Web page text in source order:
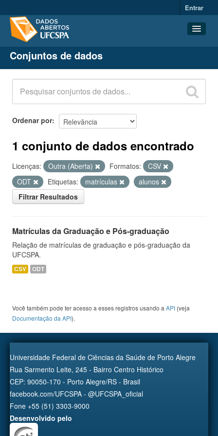
Entrar
Conjuntos de dados
Organizações
Grupos
Sobre
Conjuntos de dados
Ordenar por
1 conjunto de dados encontrado
Licenças: Outra (Aberta) Formatos:
CSV
ODT
Etiquetas: matrículas
alunos
Filtrar Resultados
Matrículas da Graduação e Pós-graduação
Relação de matrículas de graduação e pós-graduação da
UFCSPA.
CSV ODT
Você também pode ter acesso a esses registros usando a API (veja
Documentação da API).
Universidade Federal de Ciências da Saúde de Porto Alegre
Rua Sarmento Leite, 245 - Bairro Centro Histórico
CEP: 90050-170 - Porto Alegre/RS - Brasil
facebook.com/UFCSPA - @UFCSPA_oficial
Fone +55 (51) 3303-9000
Desenvolvido pelo